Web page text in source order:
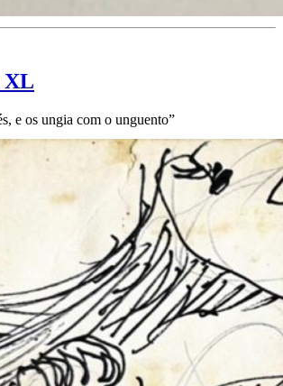
XL
e os ungia com o unguento”